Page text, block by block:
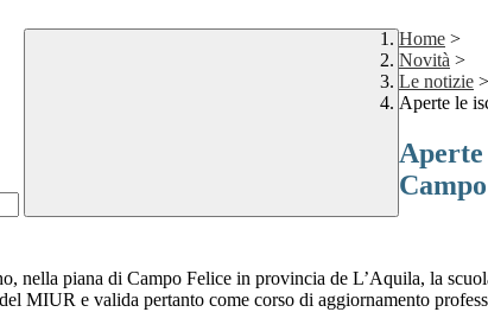
Home >
Novità >
Le notizie >
Aperte le
nella piana di Campo Felice in provincia de L’Aquila, la
MIUR e valida pertanto come corso di aggiornamento